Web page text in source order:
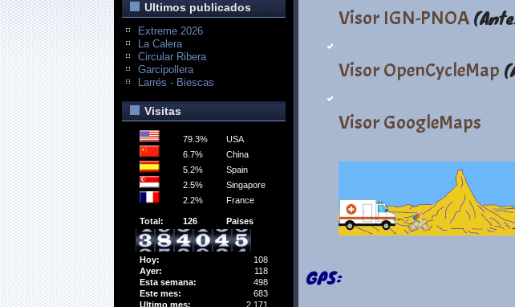
Ultimos publicados
Extreme 2026
La Calera
Circular Ribera
Garcipollera
Larrés - Biescas
Visitas
79.3%
USA
6.7%
China
5.2%
Spain
2.5%
Singapore
2.2%
France
Total: 126 Paises
Hoy:
108
Ayer:
118
Esta semana:
498
Este mes:
683
Ultimo mes:
2,171
Visor IGN-PNOA
Visor OpenCycleMap
Visor GoogleMaps
GPS: